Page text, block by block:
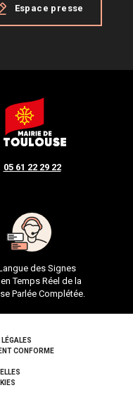
05 61 22 29 22
des Signes
Temps Réel de la
Parlée Complétée.
Espace presse
CONFORME